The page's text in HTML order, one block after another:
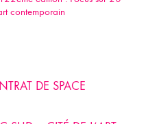
contemporain
DE SPACE